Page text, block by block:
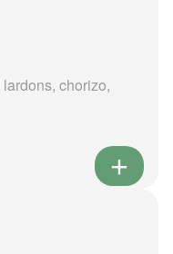
chorizo,